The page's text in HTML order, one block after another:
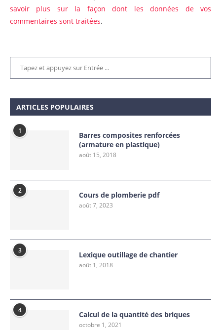
savoir plus sur la façon dont les données de vos
commentaires sont traitées.
ARTICLES POPULAIRES
1
Barres composites renforcées
(armature en plastique)
août 15, 2018
2 Cours de plomberie pdf
août 7, 2023
3 Lexique outillage de chantier
août 1, 2018
4 Calcul de la quantité des briques
octobre 1, 2021